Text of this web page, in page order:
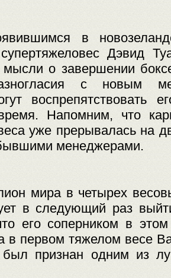
в
Дэвид
мысли о завершении
с новым
воспрепятствовать
Напомним, что
уже прерывалась на
менеджерами.
мира в четырех
в следующий раз
его соперником в
в первом тяжелом весе
был признан одним из